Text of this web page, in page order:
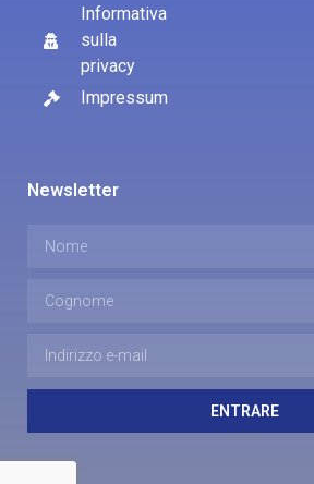
Informativa
sulla
privacy
Impressum
Newsletter
ENTRARE